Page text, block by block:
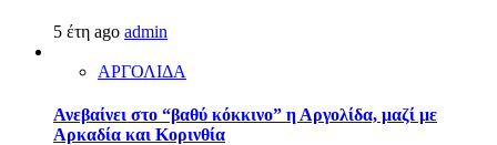
5 έτη ago admin
ΑΡΓΟΛΙΔΑ
Ανεβαίνει στο “βαθύ κόκκινο” η Αργολίδα, μαζί με
Αρκαδία και Κορινθία